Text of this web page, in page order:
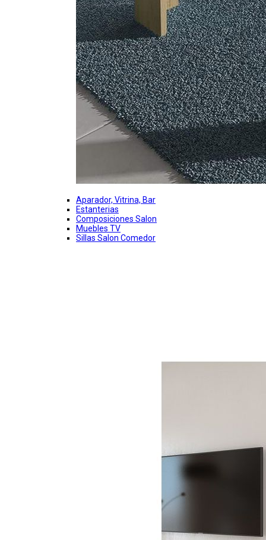
Aparador, Vitrina, Bar
Estanterias
Composiciones Salon
Muebles TV
Sillas Salon Comedor